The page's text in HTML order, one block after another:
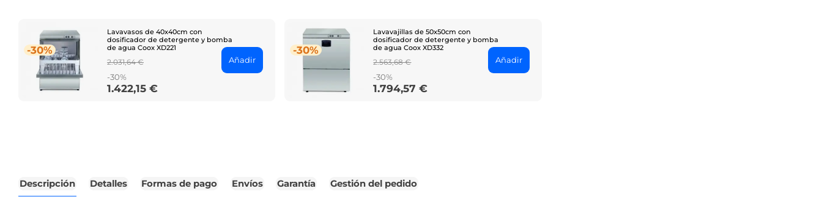
-30%
Lavavasos de 40x40cm con
dosificador de detergente y bomba
de agua Coox XD221
Regular
price
2.031,64 €
-30%
Price
1.422,15 €
Añadir
-30%
Lavavajillas de 50x50cm con
dosificador de detergente y bomba
de agua Coox XD332
Regular
price
2.563,68 €
-30%
Price
1.794,57 €
Añadir
Descripción Detalles Formas de pago Envíos Garantía Gestión del pedido